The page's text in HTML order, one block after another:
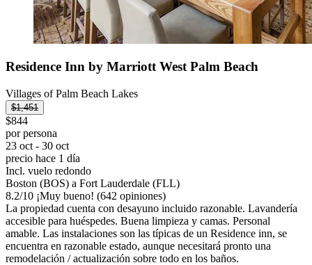
Residence Inn by Marriott West Palm Beach
Villages of Palm Beach Lakes
$1,451
$844
por persona
23 oct - 30 oct
precio hace 1 día
Incl. vuelo redondo
Boston (BOS) a Fort Lauderdale (FLL)
8.2/10 ¡Muy bueno! (642 opiniones)
La propiedad cuenta con desayuno incluido razonable. Lavandería
accesible para huéspedes. Buena limpieza y camas. Personal
amable. Las instalaciones son las típicas de un Residence inn, se
encuentra en razonable estado, aunque necesitará pronto una
remodelación / actualización sobre todo en los baños.